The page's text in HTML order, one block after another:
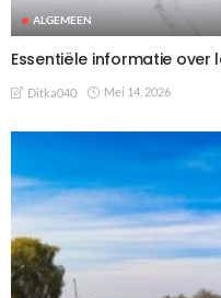
ALGEMEEN
Essentiële informatie over
Ditka040 Mei 14, 2026